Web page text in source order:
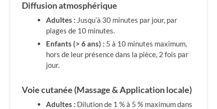
Diffusion atmosphérique
Adultes : Jusqu’à 30 minutes par jour, par
plages de 10 minutes.
Enfants (> 6 ans) : 5 à 10 minutes maximum,
hors de leur présence dans la pièce, 2 fois par
jour.
Voie cutanée (Massage & Application locale)
Adultes : Dilution de 1 % à 5 % maximum dans